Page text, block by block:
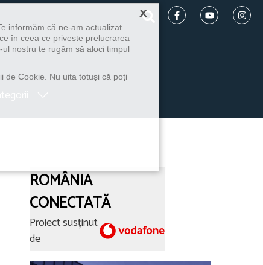
ROMÂNIA
CONECTATĂ
Proiect susținut
de
×
informăm că ne-am actualizat
în ceea ce privește prelucrarea
nostru te rugăm să aloci timpul
de Cookie. Nu uita totuși că poți